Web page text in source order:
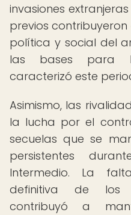
invasiones
previos
política y social del
las bases para
caracterizó este
Asimismo, las
la lucha por el
secuelas que se
persistentes
Intermedio. La
definitiva de los
contribuyó a